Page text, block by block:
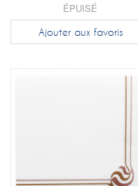
ÉPUISÉ
Ajouter aux favoris